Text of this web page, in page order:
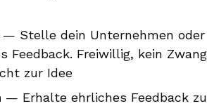
— Stelle dein Unternehmen oder
Feedback. Freiwillig, kein
zur Idee
— Erhalte ehrliches Feedback